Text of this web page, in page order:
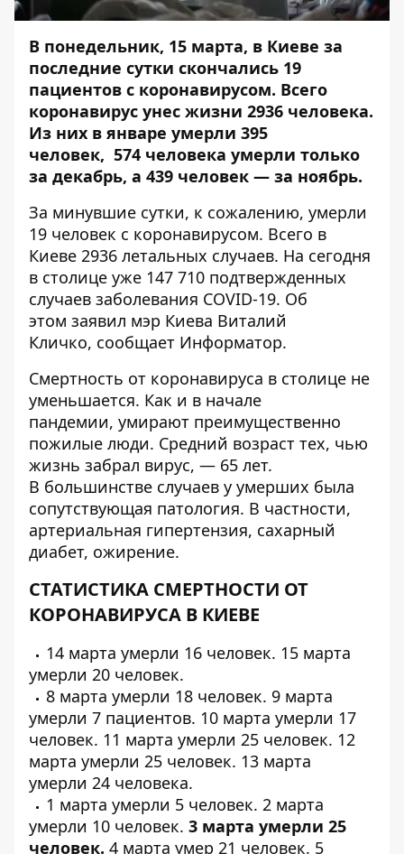
В понедельник, 15 марта, в Киеве за
последние сутки скончались 19
пациентов с коронавирусом. Всего
коронавирус унес жизни 2936 человека.
Из них в январе умерли 395
человек, 574 человека умерли только
за декабрь, а 439 человек — за ноябрь.
За минувшие сутки, к сожалению, умерли
19 человек с коронавирусом. Всего в
Киеве 2936 летальных случаев. На сегодня
в столице уже 147 710 подтвержденных
случаев заболевания COVID-19. Об
этом заявил мэр Киева Виталий
Кличко, сообщает Информатор.
Смертность от коронавируса в столице не
уменьшается. Как и в начале
пандемии, умирают преимущественно
пожилые люди. Средний возраст тех, чью
жизнь забрал вирус, — 65 лет.
В большинстве случаев у умерших была
сопутствующая патология. В частности,
артериальная гипертензия, сахарный
диабет, ожирение.
СТАТИСТИКА СМЕРТНОСТИ ОТ
КОРОНАВИРУСА В КИЕВЕ
14 марта умерли 16 человек. 15 марта
умерли 20 человек.
8 марта умерли 18 человек. 9 марта
умерли 7 пациентов. 10 марта умерли 17
человек. 11 марта умерли 25 человек. 12
марта умерли 25 человек. 13 марта
умерли 24 человека.
1 марта умерли 5 человек. 2 марта
умерли 10 человек. 3 марта умерли 25
человек. 4 марта умер 21 человек. 5